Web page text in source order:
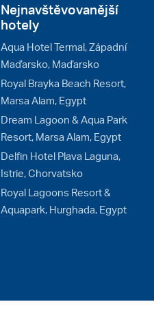
Nejnavštěvovanější
hotely
Aqua Hotel Termal, Západní
Maďarsko, Maďarsko
Royal Brayka Beach Resort,
Marsa Alam, Egypt
Dream Lagoon & Aqua Park
Resort, Marsa Alam, Egypt
Delfin Hotel Plava Laguna,
Istrie, Chorvatsko
Royal Lagoons Resort &
Aquapark, Hurghada, Egypt